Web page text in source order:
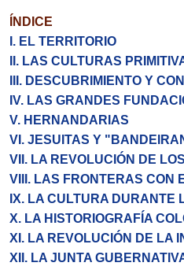
ÍNDICE
I. EL TERRITORIO
II. LAS CULTURAS
III. DESCUBRIMIENTO Y
IV. LAS GRANDES
V. HERNANDARIAS
VI. JESUITAS Y
VII. LA REVOLUCIÓN DE
VIII. LAS FRONTERAS CON
IX. LA CULTURA DURANTE
X. LA HISTORIOGRAFÍA
XI. LA REVOLUCIÓN DE LA
XII. LA JUNTA